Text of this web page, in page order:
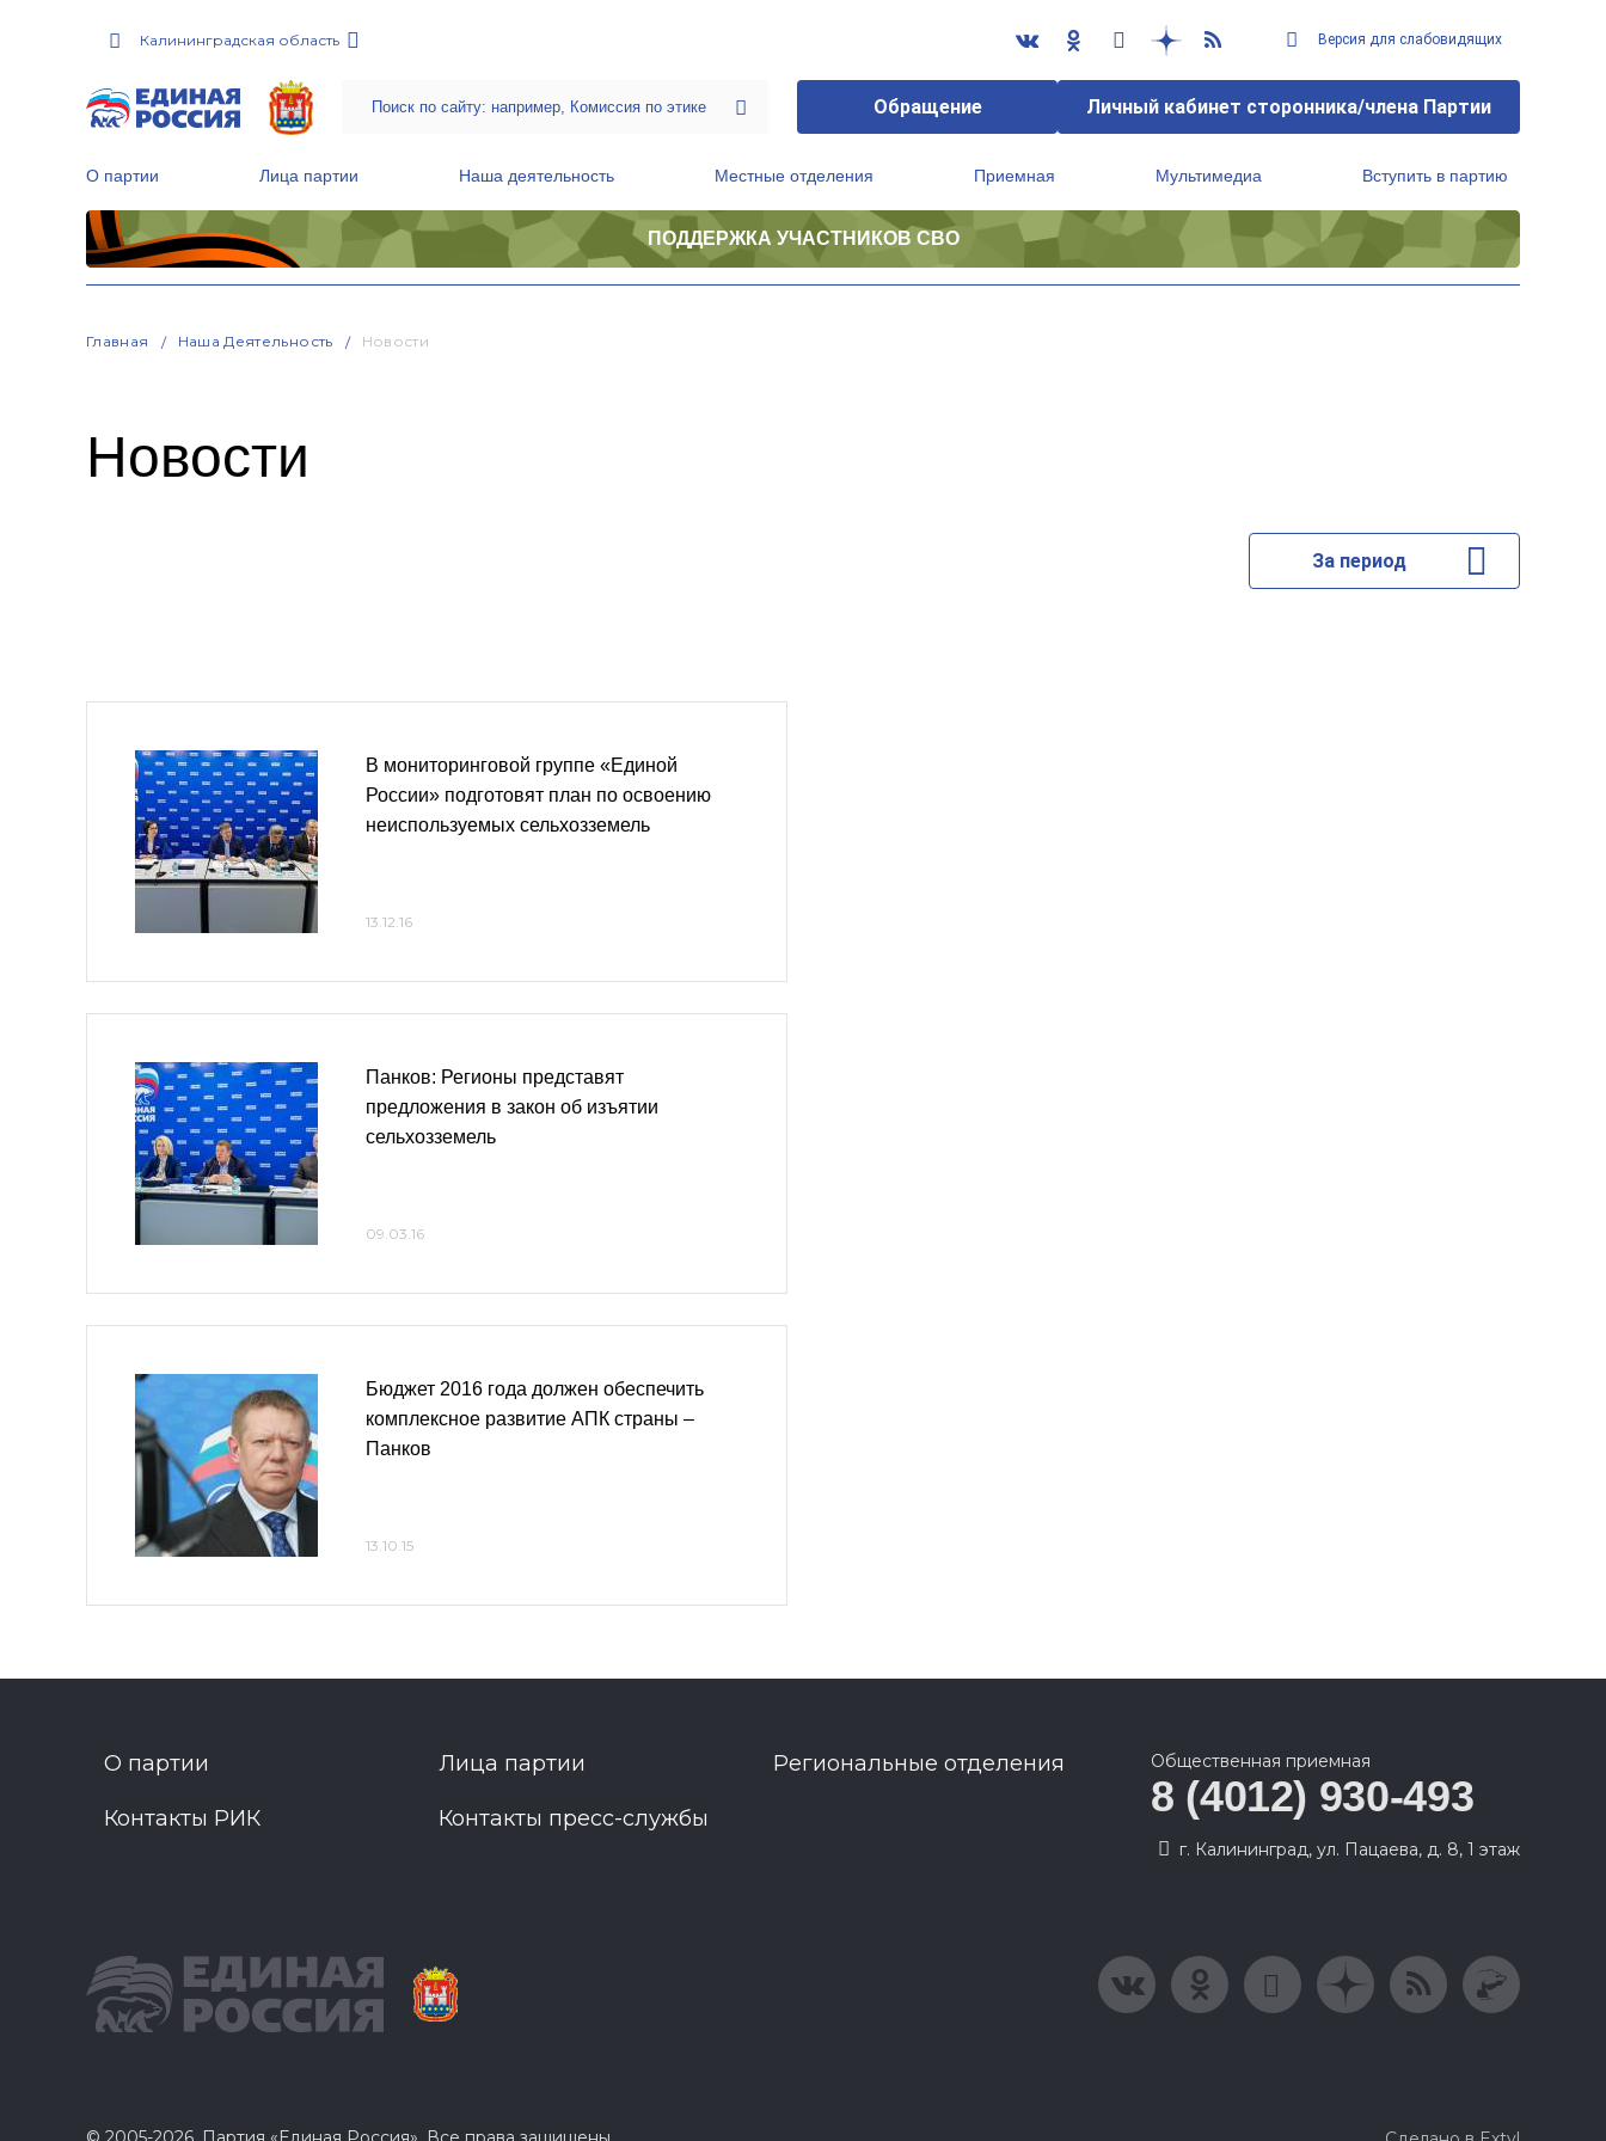
Калининградская область Версия для слабовидящих
Обращение Личный кабинет сторонника/члена Партии
О партии Лица партии Наша деятельность Местные отделения Приемная Мультимедиа Вступить в партию
ПОДДЕРЖКА УЧАСТНИКОВ СВО
Главная Наша Деятельность Новости
Новости
За период
В мониторинговой группе «Единой
России» подготовят план по освоению
неиспользуемых сельхозземель
13.12.16
Панков: Регионы представят
предложения в закон об изъятии
сельхозземель
09.03.16
Бюджет 2016 года должен обеспечить
комплексное развитие АПК страны –
Панков
13.10.15
О партии Лица партии Региональные отделения
Контакты РИК Контакты пресс-службы
Общественная приемная
8 (4012) 930-493
г. Калининград, ул. Пацаева, д. 8, 1 этаж